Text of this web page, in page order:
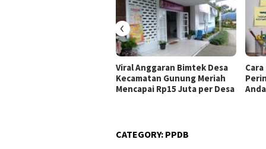
Viral Anggaran Bimtek Desa
Kecamatan Gunung Meriah
Mencapai Rp15 Juta per Desa
Anda
‹
CATEGORY: PPDB